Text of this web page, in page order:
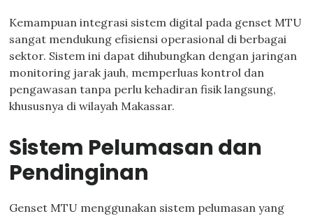
Kemampuan integrasi sistem digital pada genset MTU
sangat mendukung efisiensi operasional di berbagai
sektor. Sistem ini dapat dihubungkan dengan jaringan
monitoring jarak jauh, memperluas kontrol dan
pengawasan tanpa perlu kehadiran fisik langsung,
khususnya di wilayah Makassar.
Sistem Pelumasan dan
Pendinginan
Genset MTU menggunakan sistem pelumasan yang